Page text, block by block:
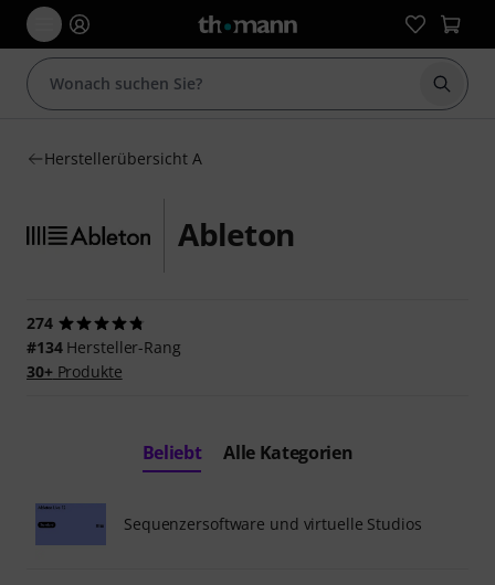
Suche
Herstellerübersicht A
Ableton
274
#134Hersteller-Rang
30+Produkte
Beliebt Alle Kategorien
Sequenzersoftware und virtuelle Studios